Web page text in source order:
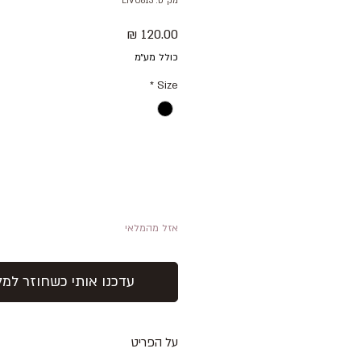
כולל מע״מ
Size
*
אזל מהמלאי
עדכנו אותי כשחוזר
על הפריט